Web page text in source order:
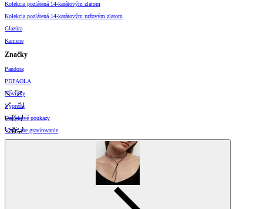
Kolekcia pozlátená 14-karátovým zlatom
Kolekcia pozlátená 14-karátovým ružovým zlatom
Glazúra
Kamene
Značky
Pandora
PDPAOLA
Novinky
Výpredaj
Darčekové poukazy
Vzory pre gravírovanie